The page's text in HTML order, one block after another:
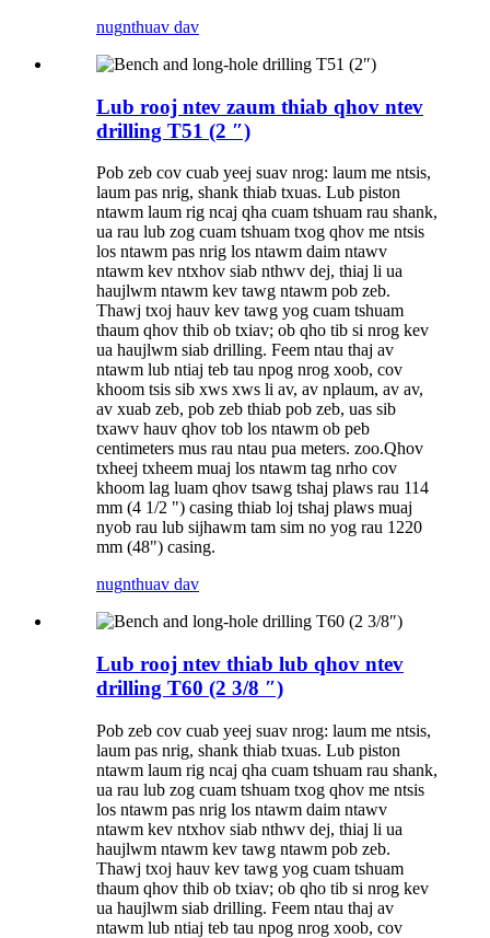
nugnthuav dav
Lub rooj ntev zaum thiab qhov ntev
drilling T51 (2 ″)
Pob zeb cov cuab yeej suav nrog: laum me ntsis,
laum pas nrig, shank thiab txuas. Lub piston
ntawm laum rig ncaj qha cuam tshuam rau shank,
ua rau lub zog cuam tshuam txog qhov me ntsis
los ntawm pas nrig los ntawm daim ntawv
ntawm kev ntxhov siab nthwv dej, thiaj li ua
haujlwm ntawm kev tawg ntawm pob zeb.
Thawj txoj hauv kev tawg yog cuam tshuam
thaum qhov thib ob txiav; ob qho tib si nrog kev
ua haujlwm siab drilling. Feem ntau thaj av
ntawm lub ntiaj teb tau npog nrog xoob, cov
khoom tsis sib xws xws li av, av nplaum, av av,
av xuab zeb, pob zeb thiab pob zeb, uas sib
txawv hauv qhov tob los ntawm ob peb
centimeters mus rau ntau pua meters. zoo.Qhov
txheej txheem muaj los ntawm tag nrho cov
khoom lag luam qhov tsawg tshaj plaws rau 114
mm (4 1/2 ") casing thiab loj tshaj plaws muaj
nyob rau lub sijhawm tam sim no yog rau 1220
mm (48") casing.
nugnthuav dav
Lub rooj ntev thiab lub qhov ntev
drilling T60 (2 3/8 ″)
Pob zeb cov cuab yeej suav nrog: laum me ntsis,
laum pas nrig, shank thiab txuas. Lub piston
ntawm laum rig ncaj qha cuam tshuam rau shank,
ua rau lub zog cuam tshuam txog qhov me ntsis
los ntawm pas nrig los ntawm daim ntawv
ntawm kev ntxhov siab nthwv dej, thiaj li ua
haujlwm ntawm kev tawg ntawm pob zeb.
Thawj txoj hauv kev tawg yog cuam tshuam
thaum qhov thib ob txiav; ob qho tib si nrog kev
ua haujlwm siab drilling. Feem ntau thaj av
ntawm lub ntiaj teb tau npog nrog xoob, cov